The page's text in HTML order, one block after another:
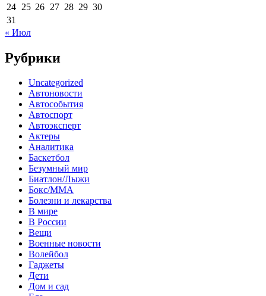
24 25 26 27 28 29 30
31
« Июл
Рубрики
Uncategorized
Автоновости
Автособытия
Автоспорт
Автоэксперт
Актеры
Аналитика
Баскетбол
Безумный мир
Биатлон/Лыжи
Бокс/MMA
Болезни и лекарства
В мире
В России
Вещи
Военные новости
Волейбол
Гаджеты
Дети
Дом и сад